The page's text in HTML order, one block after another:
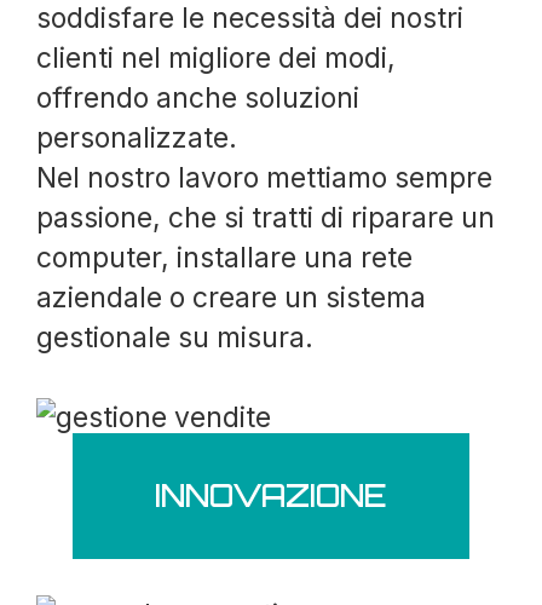
soddisfare le necessità dei nostri
clienti nel migliore dei modi,
offrendo anche soluzioni
personalizzate.
Nel nostro lavoro mettiamo sempre
passione, che si tratti di riparare un
computer, installare una rete
aziendale o creare un sistema
gestionale su misura.
INNOVAZIONE